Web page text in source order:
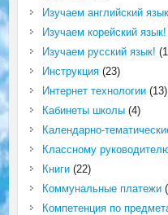
Изучаем английский
Изучаем корейский язык!
Изучаем русский язык!
Инструкция(23)
Интернет технологии(13)
Кабинеты школы(4)
Календарно-
Классному
Книги(22)
Коммунальные платежи
Компетенция по